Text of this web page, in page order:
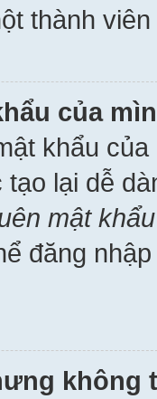
thành viên
của
khẩu
lại dễ
mật khẩu
đăng
không